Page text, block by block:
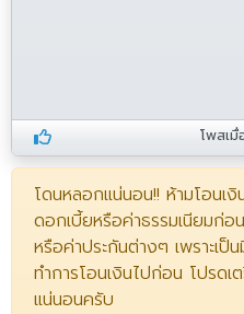
โพสเ
โดนหลอกแน่นอน!! ห้ามโอนเ
ดอกเบี้ยหรือค่าธรรมเนียมก่
หรือค่าประกันต่างๆ เพราะเ
ทำการโอนเงินไปก่อน โปรดเ
แน่นอนครับ